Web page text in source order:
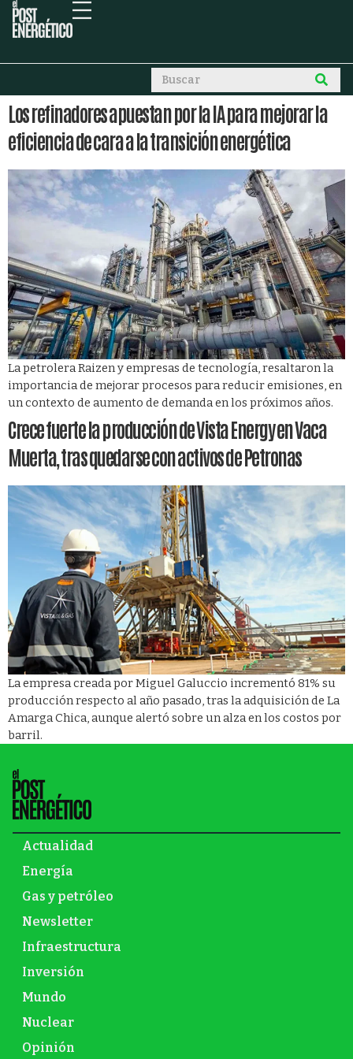
Los refinadores apuestan por la IA para mejorar la
eficiencia de cara a la transición energética
La petrolera Raizen y empresas de tecnología, resaltaron la
importancia de mejorar procesos para reducir emisiones, en
un contexto de aumento de demanda en los próximos años.
Crece fuerte la producción de Vista Energy en Vaca
Muerta, tras quedarse con activos de Petronas
La empresa creada por Miguel Galuccio incrementó 81% su
producción respecto al año pasado, tras la adquisición de La
Amarga Chica, aunque alertó sobre un alza en los costos por
barril.
Actualidad
Energía
Gas y petróleo
Newsletter
Infraestructura
Inversión
Mundo
Nuclear
Opinión